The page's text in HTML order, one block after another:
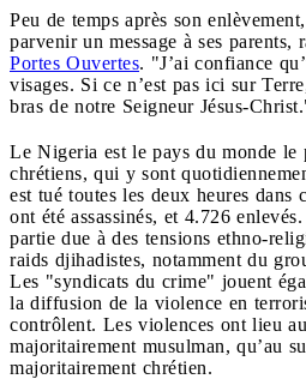
Peu de temps après son
parvenir un message à ses parents,
Portes Ouvertes. "J’ai confiance
visages. Si ce n’est pas ici sur
bras de notre Seigneur Jésus-
Le Nigeria est le pays du monde le
chrétiens, qui y sont
est tué toutes les deux heures dans
ont été assassinés, et 4.726
partie due à des tensions ethno-
raids djihadistes, notamment du
Les "syndicats du crime" jouent
la diffusion de la violence en
contrôlent. Les violences ont lieu
majoritairement musulman, qu’au
majoritairement chrétien.